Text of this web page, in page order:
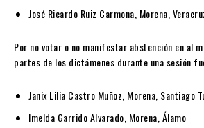
José Ricardo Ruiz Carmona , Morena,
Por no votar o no manifestar abstención en al
partes de los dictámenes durante una sesión
Janix Lilia Castro Muñoz , Morena, Santiago
Imelda Garrido Alvarado , Morena, Álamo